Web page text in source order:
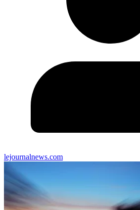
lejournalnews.com